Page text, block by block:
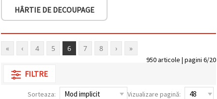
HÂRTIE DE DECOUPAGE
« ‹ 4 5 6 7 8 › »
950 articole | pagini 6/20
FILTRE
Sorteaza: Vizualizare pagină: